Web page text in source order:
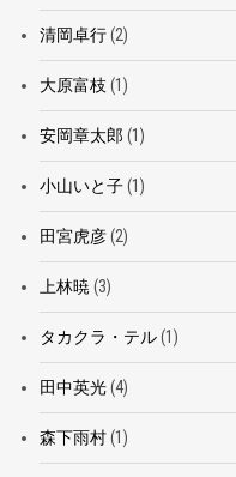
清岡卓行(2)
大原富枝 (1)
安岡章太郎 (1)
小山いと子(1)
田宮虎彦(2)
上林暁(3)
タカクラ・テル(1)
田中英光(4)
森下雨村(1)